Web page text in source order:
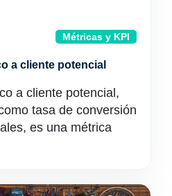
Métricas y KPI
a cliente potencial
a cliente potencial,
tasa de conversión
es una métrica